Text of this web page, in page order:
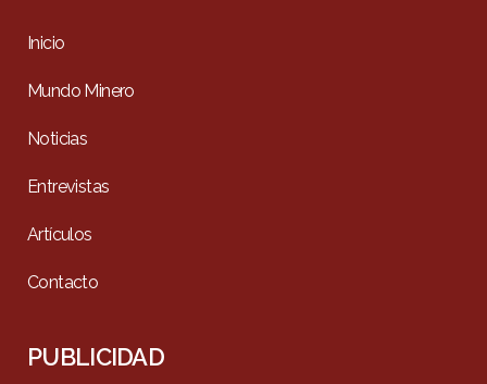
Inicio
Mundo Minero
Noticias
Entrevistas
Artículos
Contacto
PUBLICIDAD